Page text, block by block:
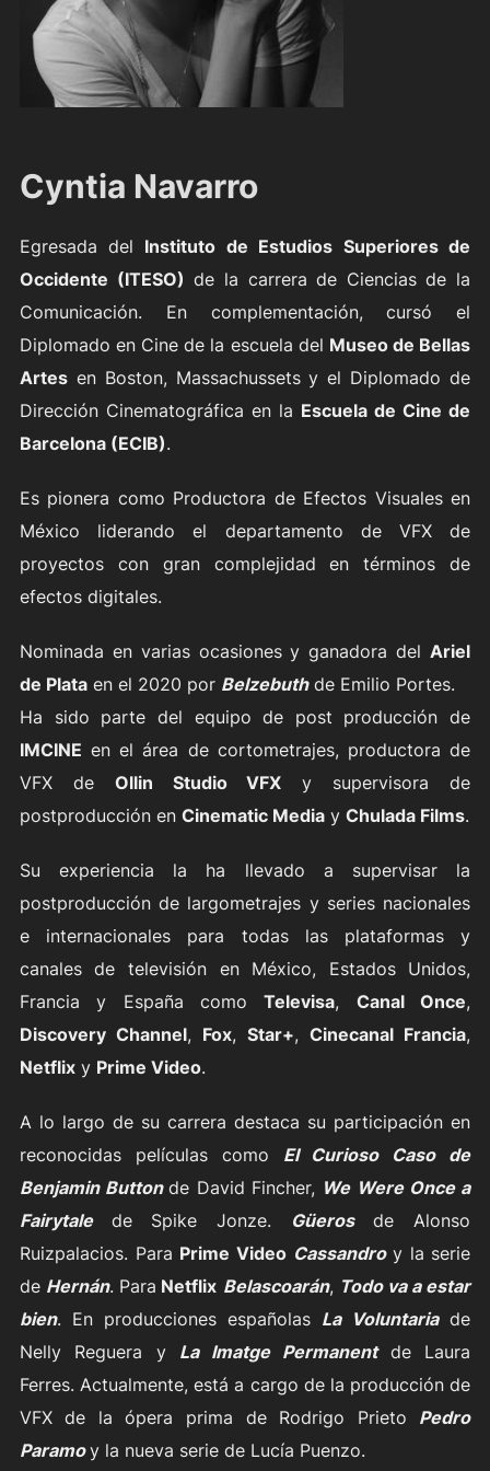
Cyntia Navarro
Egresada del Instituto de Estudios Superiores de
Occidente (ITESO) de la carrera de Ciencias de la
Comunicación. En complementación, cursó el
Diplomado en Cine de la escuela del Museo de Bellas
Artesen Boston, Massachussets y el Diplomado de
Dirección Cinematográfica en la Escuela de Cine de
Barcelona (ECIB).
Es pionera como Productora de Efectos Visuales en
México liderando el departamento de VFX de
proyectos con gran complejidad en términos de
efectos digitales.
Nominada en varias ocasiones y ganadora delAriel
de Plataen el 2020 por Belzebuthde Emilio Portes.
Ha sido parte del equipo de post producción de
IMCINE en el área de cortometrajes, productora de
VFX de Ollin Studio VFX y supervisora de
postproducción en Cinematic Mediay Chulada Films.
Su experiencia la ha llevado a supervisar la
postproducción de largometrajes y series nacionales
e internacionales para todas las plataformas y
canales de televisión en México, Estados Unidos,
Francia y España comoTelevisa, Canal Once,
Discovery Channel, Fox,Star+,Cinecanal Francia,
Netflixy Prime Video.
A lo largo de su carrera destaca su participación en
reconocidas películas como El Curioso Caso de
Benjamin Button de David Fincher, We Were Once a
Fairytale
de Spike Jonze. Güerosde Alonso
Ruizpalacios. Para Prime Video Cassandro y la serie
de Hernán. Para Netflix Belascoarán, Todo va a estar
bien. En producciones españolas La Voluntariade
Nelly Reguera y La Imatge Permanent de Laura
Ferres. Actualmente, está a cargo de la producción de
VFX de la ópera prima de Rodrigo Prieto Pedro
Paramo y la nueva serie de Lucía Puenzo.